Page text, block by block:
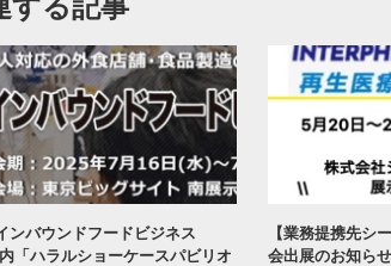
ンバウンドフードビジネス
「ハラルショーケースパビリオ
【業務提携先シ
会出展のお知ら